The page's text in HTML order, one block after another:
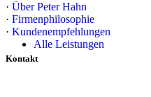
Alle Leistungen
· Über Peter Hahn
· Firmenphilosophie
· Kundenempfehlungen
Kontakt